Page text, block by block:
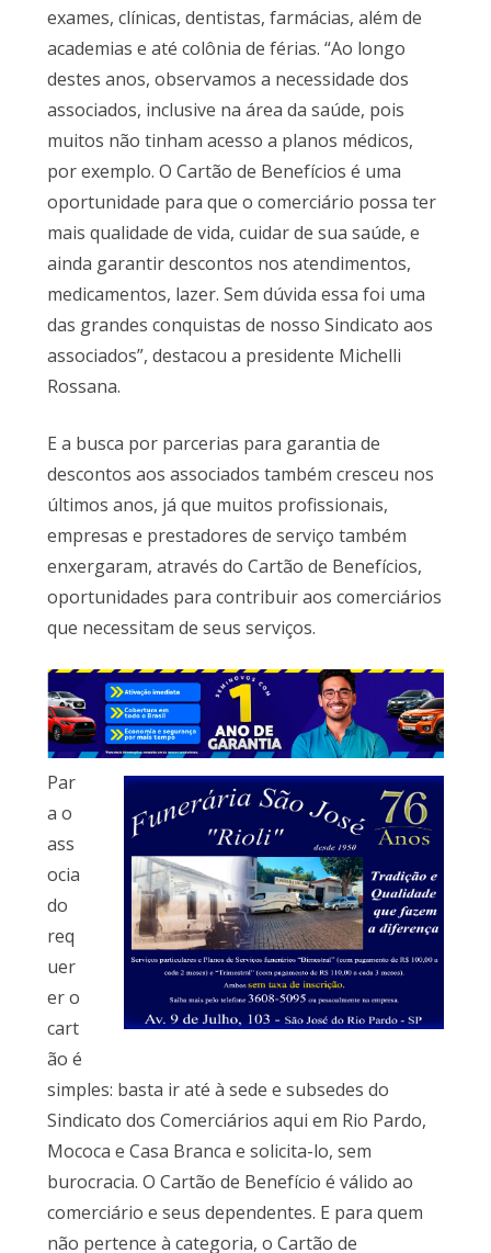
exames, clínicas, dentistas, farmácias, além de
academias e até colônia de férias. “Ao longo
destes anos, observamos a necessidade dos
associados, inclusive na área da saúde, pois
muitos não tinham acesso a planos médicos,
por exemplo. O Cartão de Benefícios é uma
oportunidade para que o comerciário possa ter
mais qualidade de vida, cuidar de sua saúde, e
ainda garantir descontos nos atendimentos,
medicamentos, lazer. Sem dúvida essa foi uma
das grandes conquistas de nosso Sindicato aos
associados”, destacou a presidente Michelli
Rossana.
E a busca por parcerias para garantia de
descontos aos associados também cresceu nos
últimos anos, já que muitos profissionais,
empresas e prestadores de serviço também
enxergaram, através do Cartão de Benefícios,
oportunidades para contribuir aos comerciários
que necessitam de seus serviços.
Par
a o
ass
ocia
do
req
uer
er o
cart
ão é
simples: basta ir até à sede e subsedes do
Sindicato dos Comerciários aqui em Rio Pardo,
Mococa e Casa Branca e solicita-lo, sem
burocracia. O Cartão de Benefício é válido ao
comerciário e seus dependentes. E para quem
não pertence à categoria, o Cartão de